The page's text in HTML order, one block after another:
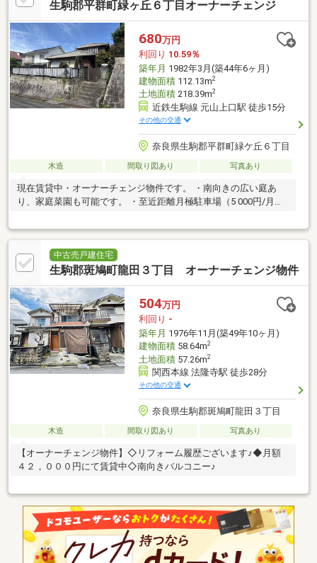
生駒郡平群町緑ヶ丘６丁目オーナーチェンジ
680万円
利回り 10.59％
築年月 1982年3月(築44年6ヶ月)
建物面積112.13m2
土地面積218.39m2
近鉄生駒線 元山上口駅 徒歩15分
その他の交通
奈良県生駒郡平群町緑ケ丘６丁目
木造 間取り図あり 写真あり
現在賃貸中・オーナーチェンジ物件です。 ・南向きの広い庭あ
り、家庭菜園も可能です。 ・至近距離月極駐車場（5 000円/月）
中古売戸建住宅
生駒郡斑鳩町龍田３丁目 オーナーチェンジ物件
504万円
利回り -
築年月 1976年11月(築49年10ヶ月)
建物面積58.64m2
土地面積57.26m2
関西本線 法隆寺駅 徒歩28分
その他の交通
奈良県生駒郡斑鳩町龍田３丁目
木造 間取り図あり 写真あり
【オーナーチェンジ物件】◇リフォーム履歴ございます♪◆月額
４２，０００円にて賃貸中◇南向きバルコニー♪